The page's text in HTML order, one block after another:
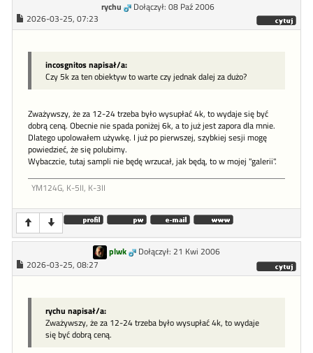
rychu
Dołączył: 08 Paź 2006
2026-03-25, 07:23
incosgnitos napisał/a:
Czy 5k za ten obiektyw to warte czy jednak dalej za dużo?
Zważywszy, że za 12-24 trzeba było wysupłać 4k, to wydaje się być
dobrą ceną. Obecnie nie spada poniżej 6k, a to już jest zapora dla mnie.
Dlatego upolowałem używkę. I już po pierwszej, szybkiej sesji mogę
powiedzieć, że się polubimy.
Wybaczcie, tutaj sampli nie będę wrzucał, jak będą, to w mojej "galerii".
YM124G, K-5II, K-3II
plwk
Dołączył: 21 Kwi 2006
2026-03-25, 08:27
rychu napisał/a:
Zważywszy, że za 12-24 trzeba było wysupłać 4k, to wydaje
się być dobrą ceną.